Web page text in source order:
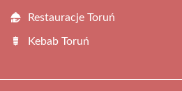
Restauracje Toruń
Kebab Toruń